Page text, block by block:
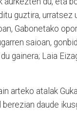
guztira, urratsez
Gabonetako
saioan,
gainera; Laia
arteko atalak
berezian daude